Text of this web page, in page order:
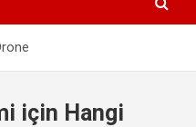
için Hangi